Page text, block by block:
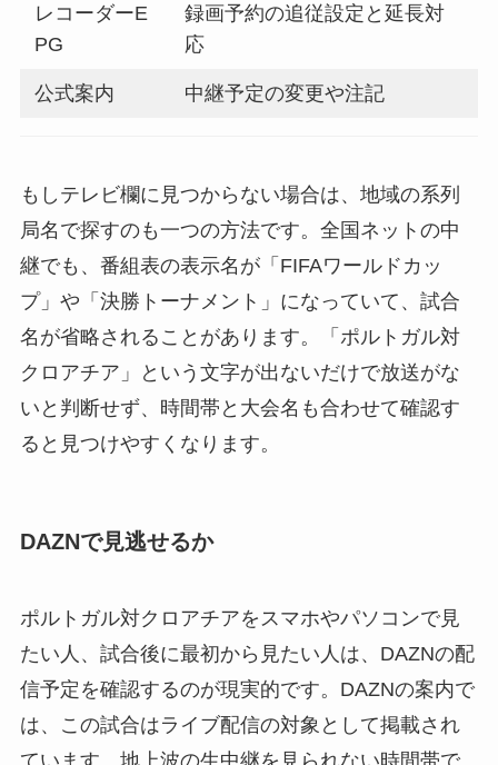
レコーダーE
PG
録画予約の追従設定と延長対
応
公式案内 中継予定の変更や注記
もしテレビ欄に見つからない場合は、地域の系列
局名で探すのも一つの方法です。全国ネットの中
継でも、番組表の表示名が「FIFAワールドカッ
プ」や「決勝トーナメント」になっていて、試合
名が省略されることがあります。「ポルトガル対
クロアチア」という文字が出ないだけで放送がな
いと判断せず、時間帯と大会名も合わせて確認す
ると見つけやすくなります。
DAZNで見逃せるか
ポルトガル対クロアチアをスマホやパソコンで見
たい人、試合後に最初から見たい人は、DAZNの配
信予定を確認するのが現実的です。DAZNの案内で
は、この試合はライブ配信の対象として掲載され